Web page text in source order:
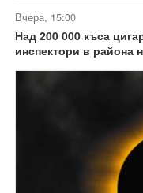
Вчера, 15:00
Над 200 000 къса
инспектори в района